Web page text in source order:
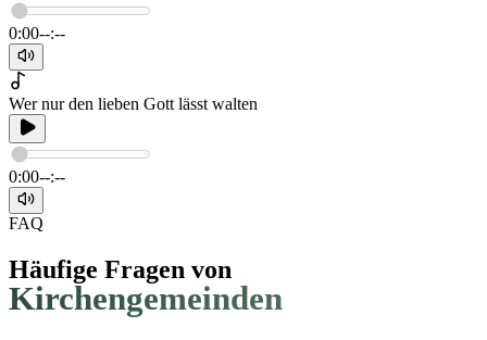
0:00--:--
Wer nur den lieben Gott lässt walten
0:00--:--
FAQ
Häufige Fragen von
Kirchengemeinden